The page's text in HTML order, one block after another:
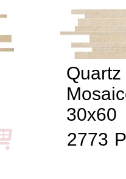
30x60
2773